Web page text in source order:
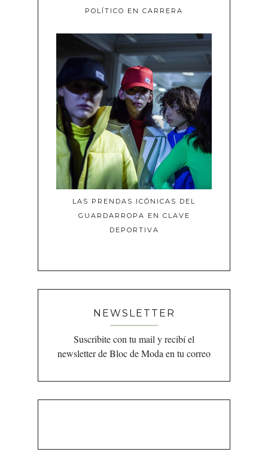
POLÍTICO EN CARRERA
LAS PRENDAS ICÓNICAS DEL
GUARDARROPA EN CLAVE
DEPORTIVA
NEWSLETTER
Suscribite con tu mail y recibí el
newsletter de Bloc de Moda en tu correo